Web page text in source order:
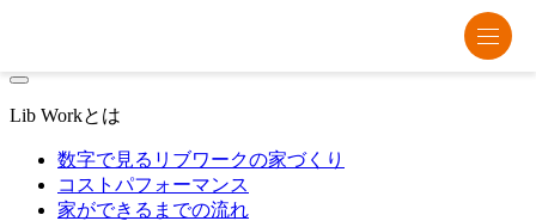
Lib Workとは
数字で見るリブワークの家づくり
コストパフォーマンス
家ができるまでの流れ